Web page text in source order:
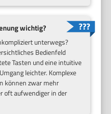
wichtig?
unterwegs?
Bedienfeld
Tasten und eine intuitive
leichter. Komplexe
können zwar mehr
oft aufwendiger in der